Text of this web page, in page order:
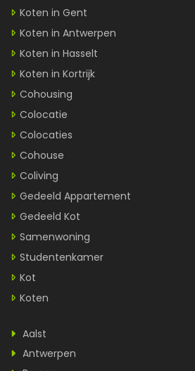
Koten in Gent
Koten in Antwerpen
Koten in Hasselt
Koten in Kortrijk
Cohousing
Colocatie
Colocaties
Cohouse
Coliving
Gedeeld Appartement
Gedeeld Kot
Samenwoning
Studentenkamer
Kot
Koten
Aalst
Antwerpen